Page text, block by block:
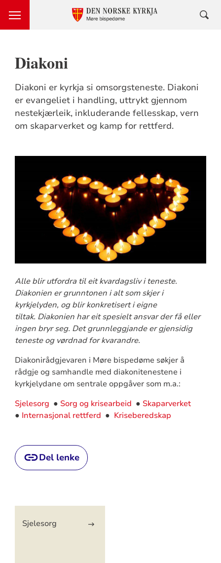
Diakoni
Diakoni er kyrkja si omsorgsteneste. Diakoni
er evangeliet i handling, uttrykt gjennom
nestekjærleik, inkluderande fellesskap, vern
om skaparverket og kamp for rettferd.
Alle blir utfordra til eit kvardagsliv i teneste.
Diakonien er grunntonen i alt som skjer i
kyrkjelyden, og blir konkretisert i eigne
tiltak. Diakonien har eit spesielt ansvar der få eller
ingen bryr seg. Det grunnleggjande er gjensidig
teneste og vørdnad for kvarandre.
Diakonirådgjevaren i Møre bispedøme søkjer å
rådgje og samhandle med diakonitenestene i
kyrkjelydane om sentrale oppgåver som m.a.:
Sjelesorg ● Sorg og krisearbeid ● Skaparverket
● Internasjonal rettferd ● Kriseberedskap
Del lenke
Sjelesorg